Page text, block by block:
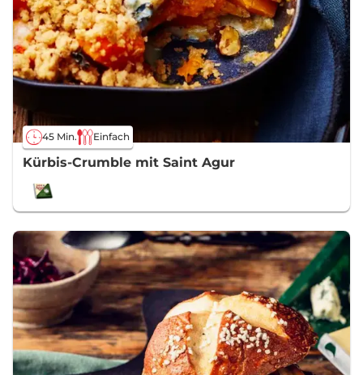
45 Min. Einfach
Kürbis-Crumble mit Saint Agur